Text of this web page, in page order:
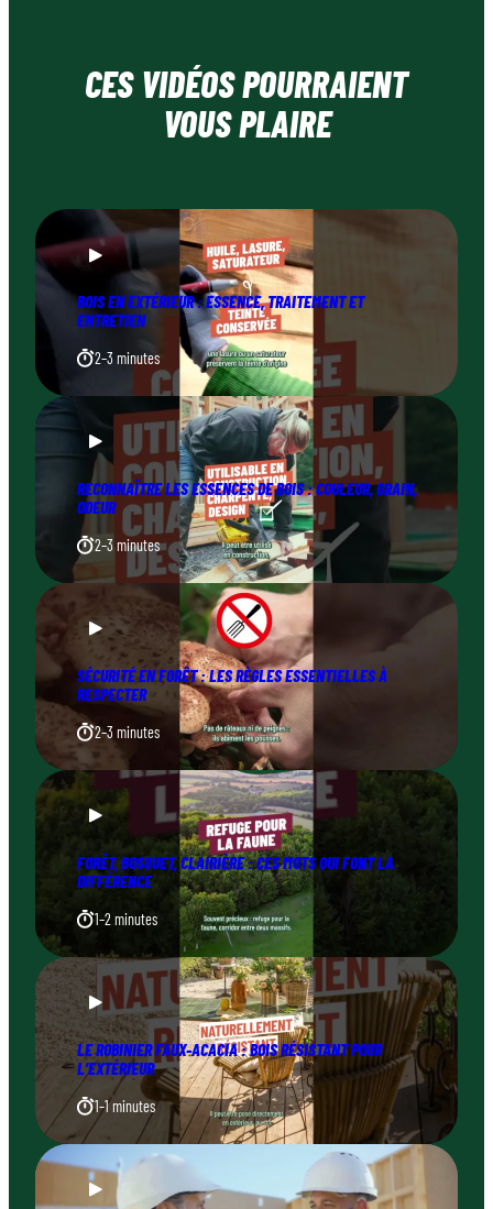
CES VIDÉOS POURRAIENT
VOUS PLAIRE
BOIS EN EXTÉRIEUR : ESSENCE, TRAITEMENT ET
ENTRETIEN
2–3 minutes
RECONNAÎTRE LES ESSENCES DE BOIS : COULEUR, GRAIN,
ODEUR
2–3 minutes
SÉCURITÉ EN FORÊT : LES RÈGLES ESSENTIELLES À
RESPECTER
2–3 minutes
FORÊT, BOSQUET, CLAIRIÈRE : CES MOTS QUI FONT LA
DIFFÉRENCE
1–2 minutes
LE ROBINIER FAUX-ACACIA : BOIS RÉSISTANT POUR
L’EXTÉRIEUR
1–1 minutes